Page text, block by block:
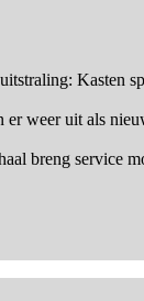
Kasten
er weer uit als
breng service